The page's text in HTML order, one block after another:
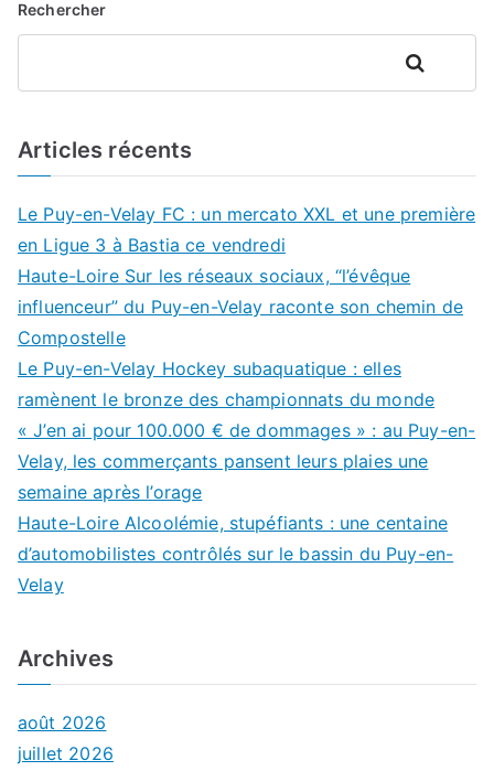
Rechercher
Rechercher
Articles récents
Le Puy-en-Velay FC : un mercato XXL et une première
en Ligue 3 à Bastia ce vendredi
Haute-Loire Sur les réseaux sociaux, “l’évêque
influenceur” du Puy-en-Velay raconte son chemin de
Compostelle
Le Puy-en-Velay Hockey subaquatique : elles
ramènent le bronze des championnats du monde
« J’en ai pour 100.000 € de dommages » : au Puy-en-
Velay, les commerçants pansent leurs plaies une
semaine après l’orage
Haute-Loire Alcoolémie, stupéfiants : une centaine
d’automobilistes contrôlés sur le bassin du Puy-en-
Velay
Archives
août 2026
juillet 2026